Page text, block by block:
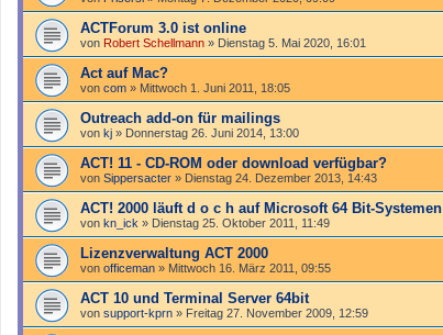
ACTForum 3.0 ist online
von Robert Schellmann » Dienstag 5. Mai 2020, 16:01
Act auf Mac?
von com » Mittwoch 1. Juni 2011, 18:05
Outreach add-on für mailings
von kj » Donnerstag 26. Juni 2014, 13:00
ACT! 11 - CD-ROM oder download verfügbar?
von Sippersacter » Dienstag 24. Dezember 2013, 14:43
ACT! 2000 läuft d o c h auf Microsoft 64 Bit-Systemen
von kn_ick » Dienstag 25. Oktober 2011, 11:49
Lizenzverwaltung ACT 2000
von officeman » Mittwoch 16. März 2011, 09:55
ACT 10 und Terminal Server 64bit
von support-kprn » Freitag 27. November 2009, 12:59